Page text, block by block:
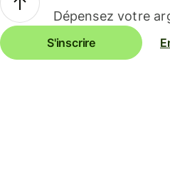
Dépensez votre
S'inscrire